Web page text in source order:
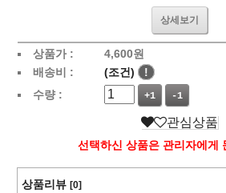
상세보기
상품가 : 4,600원
배송비 :
(조건)
!
수량 :
+1 -1
관심상품
선택하신 상품은 관리자에게
상품리뷰 [0]